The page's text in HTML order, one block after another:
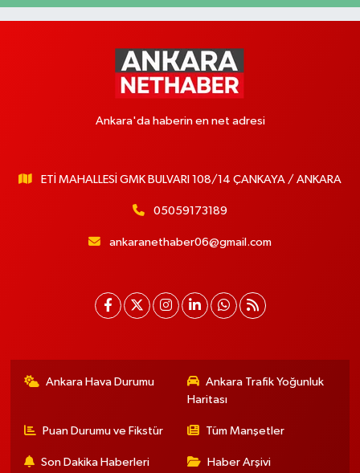
Ankara'da haberin en net adresi
ETİ MAHALLESİ GMK BULVARI 108/14 ÇANKAYA / ANKARA
05059173189
ankaranethaber06@gmail.com
Ankara Hava Durumu
Ankara Trafik Yoğunluk
Haritası
Puan Durumu ve Fikstür Tüm Manşetler
Son Dakika Haberleri Haber Arşivi